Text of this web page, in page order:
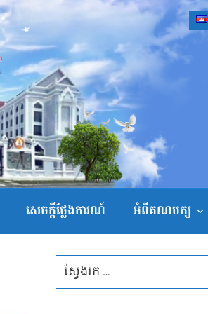
សេចក្ដីថ្លែងការណ៍ អំពីគណបក្ស